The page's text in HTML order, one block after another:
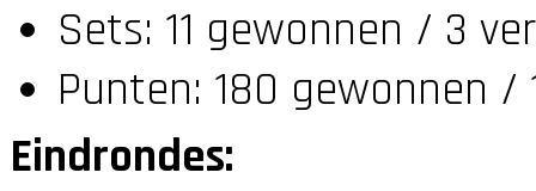
Sets: 11 gewonnen / 3
Punten: 180 gewonnen /
Eindrondes: